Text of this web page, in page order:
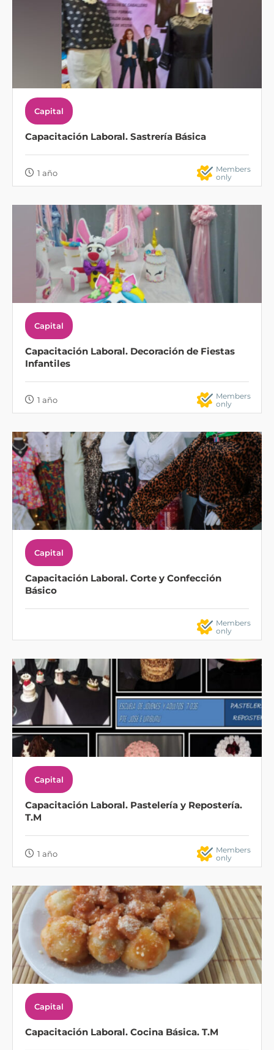
Capital
Capacitación Laboral. Sastrería Básica
1 año
Members
only
Capital
Capacitación Laboral. Decoración de Fiestas
Infantiles
1 año
Members
only
Capital
Capacitación Laboral. Corte y Confección
Básico
Members
only
Capital
Capacitación Laboral. Pastelería y Repostería.
T.M
1 año
Members
only
Capital
Capacitación Laboral. Cocina Básica. T.M